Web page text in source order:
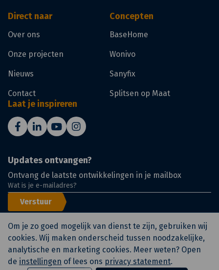
Direct naar
Over ons
Onze projecten
Nieuws
Contact
Concepten
BaseHome
Wonivo
Sanyfix
Splitsen op Maat
Laat je inspireren
Updates ontvangen?
Ontvang de laatste ontwikkelingen in je mailbox
Verstuur
© KlokGroep Certificeringen
Voorwaarden
Privacy statement en
Om je zo goed mogelijk van dienst te zijn, gebruiken wij
cookies. Wij maken onderscheid tussen noodzakelijke,
analytische en marketing cookies. Meer weten? Open
de instellingen of lees ons privacy statement.